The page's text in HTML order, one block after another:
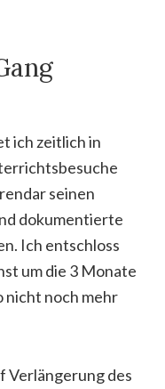
ich zeitlich in
seinen
dokumentierte
Ich entschloss
um die 3 Monate
nicht noch mehr
Verlängerung des